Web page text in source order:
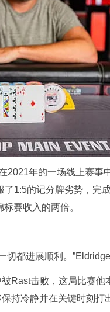
2021年的一场线上赛事
1:5的记分牌劣势，完
赛收入的两倍。
都进展顺利。
Rast击败，这局比赛他
持冷静并在关键时刻打